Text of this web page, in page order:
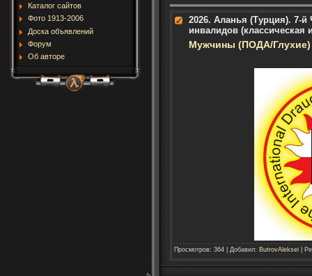
Каталог сайтов
Фото 1913-2006
Доска объявлений
Форум
Об авторе
2026. Аланья (Турция). 7-
инвалидов (классическая
Мужчины (ПОДА/Глухие)
Просмотров: 364 Добавил: ButrovAleksei